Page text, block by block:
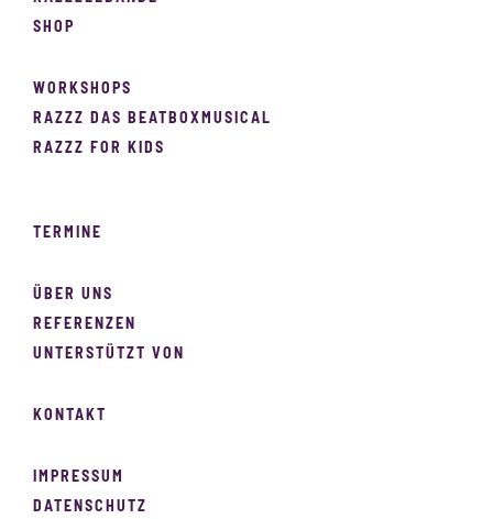
SHOP
WORKSHOPS
RAZZZ DAS BEATBOXMUSICAL
RAZZZ FOR KIDS
TERMINE
ÜBER UNS
REFERENZEN
UNTERSTÜTZT VON
KONTAKT
IMPRESSUM
DATENSCHUTZ